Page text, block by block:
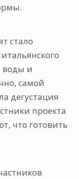
стало
воды и
самой
дегустация
проекта
что готовить